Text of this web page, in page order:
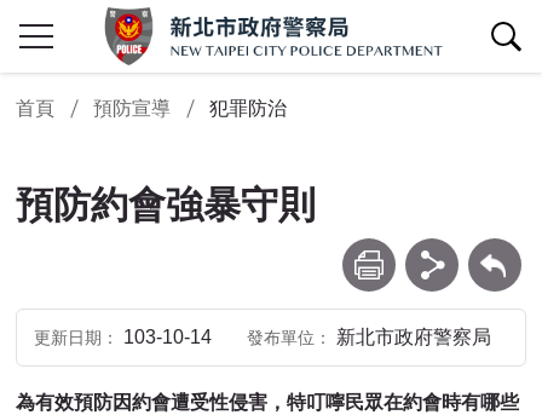
查詢區開關
首頁 預防宣導 犯罪防治
預防約會強暴守則
列印 分享 回上一頁
更新日期 103-10-14 發布單位 新北市政府警察局
為有效預防因約會遭受性侵害，特叮嚀民眾在約會時有哪些